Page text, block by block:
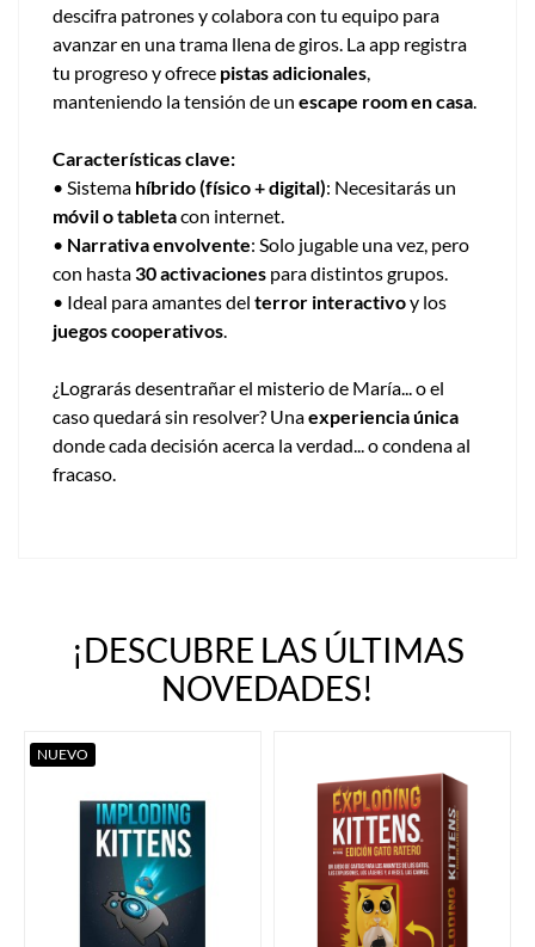
descifra patrones y colabora con tu equipo para
avanzar en una trama llena de giros. La app registra
tu progreso y ofrece pistas adicionales,
manteniendo la tensión de un escape room en casa.
Características clave:
• Sistema híbrido (físico + digital): Necesitarás un
móvil o tabletacon internet.
• Narrativa envolvente: Solo jugable una vez, pero
con hasta30 activaciones para distintos grupos.
• Ideal para amantes del terror interactivoy los
juegos cooperativos.
¿Lograrás desentrañar el misterio de María... o el
caso quedará sin resolver? Unaexperiencia única
donde cada decisión acerca la verdad... o condena al
fracaso.
¡DESCUBRE LAS ÚLTIMAS
NOVEDADES!
NUEVO